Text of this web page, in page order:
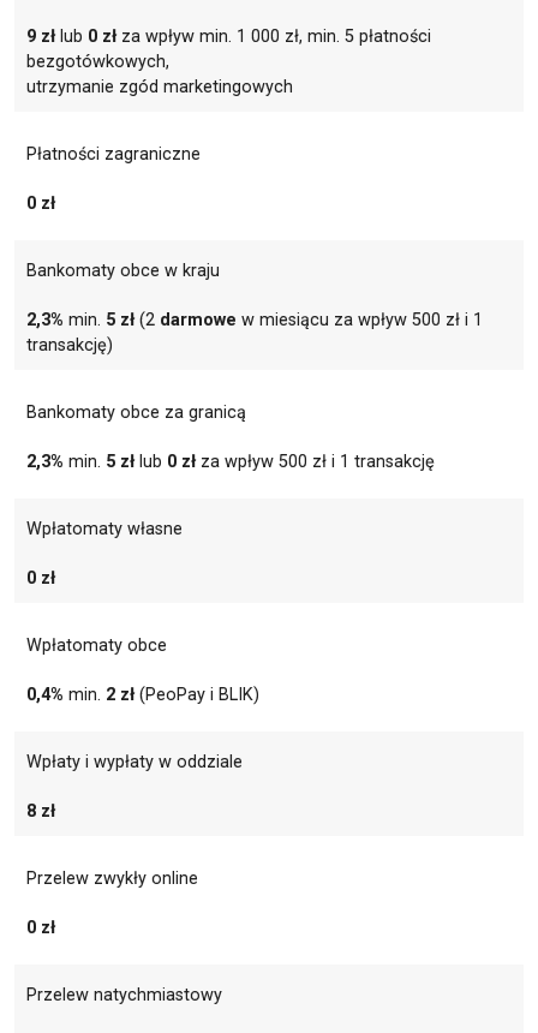
9 złlub 0 złza wpływ min. 1 000 zł, min. 5 płatności
bezgotówkowych,
utrzymanie zgód marketingowych
Płatności zagraniczne
0 zł
Bankomaty obce w kraju
2,3% min. 5 zł(2 darmowe w miesiącu za wpływ 500 zł i 1
transakcję)
Bankomaty obce za granicą
2,3% min. 5 złlub 0 złza wpływ 500 zł i 1 transakcję
Wpłatomaty własne
0 zł
Wpłatomaty obce
0,4% min. 2 zł(PeoPay i BLIK)
Wpłaty i wypłaty w oddziale
8 zł
Przelew zwykły online
0 zł
Przelew natychmiastowy